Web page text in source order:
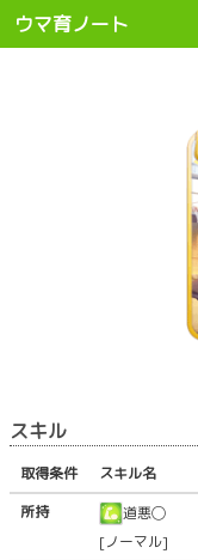
ウマ育ノート
スキル
取得条件 スキル名
所持
道悪◯
[ノーマル]